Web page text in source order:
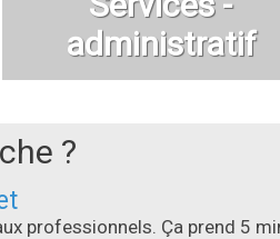
administratif
?
professionnels. Ça prend 5